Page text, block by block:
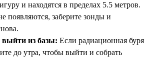
и находятся в пределах 5.5 метров.
появляются, заберите зонды и
из базы: Если радиационная буря
до утра, чтобы выйти и собрать